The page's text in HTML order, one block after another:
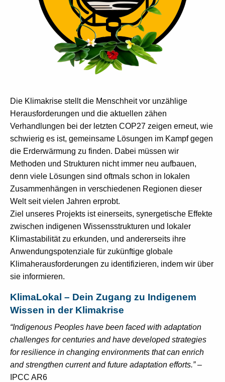
Die Klimakrise stellt die Menschheit vor unzählige
Herausforderungen und die aktuellen zähen
Verhandlungen bei der letzten COP27 zeigen erneut, wie
schwierig es ist, gemeinsame Lösungen im Kampf gegen
die Erderwärmung zu finden. Dabei müssen wir
Methoden und Strukturen nicht immer neu aufbauen,
denn viele Lösungen sind oftmals schon in lokalen
Zusammenhängen in verschiedenen Regionen dieser
Welt seit vielen Jahren erprobt.
Ziel unseres Projekts ist einerseits, synergetische Effekte
zwischen indigenen Wissensstrukturen und lokaler
Klimastabilität zu erkunden, und andererseits ihre
Anwendungspotenziale für zukünftige globale
Klimaherausforderungen zu identifizieren, indem wir über
sie informieren.
KlimaLokal – Dein Zugang zu Indigenem
Wissen in der Klimakrise
“Indigenous Peoples have been faced with adaptation
challenges for centuries and have developed strategies
for resilience in changing environments that can enrich
and strengthen current and future adaptation efforts.”–
IPCC AR6